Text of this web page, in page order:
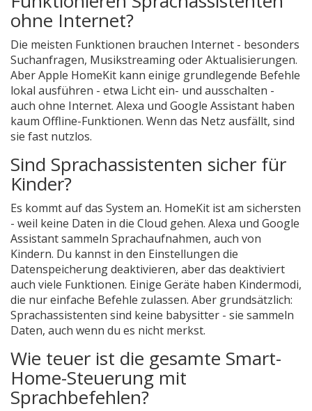
ohne Internet?
Die meisten Funktionen brauchen Internet - besonders
Suchanfragen, Musikstreaming oder Aktualisierungen.
Aber Apple HomeKit kann einige grundlegende Befehle
lokal ausführen - etwa Licht ein- und ausschalten -
auch ohne Internet. Alexa und Google Assistant haben
kaum Offline-Funktionen. Wenn das Netz ausfällt, sind
sie fast nutzlos.
Sind Sprachassistenten sicher für
Kinder?
Es kommt auf das System an. HomeKit ist am sichersten
- weil keine Daten in die Cloud gehen. Alexa und Google
Assistant sammeln Sprachaufnahmen, auch von
Kindern. Du kannst in den Einstellungen die
Datenspeicherung deaktivieren, aber das deaktiviert
auch viele Funktionen. Einige Geräte haben Kindermodi,
die nur einfache Befehle zulassen. Aber grundsätzlich:
Sprachassistenten sind keine babysitter - sie sammeln
Daten, auch wenn du es nicht merkst.
Wie teuer ist die gesamte Smart-
Home-Steuerung mit
Sprachbefehlen?